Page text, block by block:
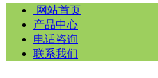
网站首页
产品中心
电话咨询
联系我们